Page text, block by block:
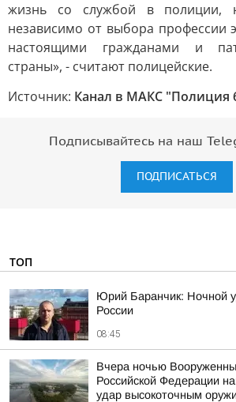
жизнь со службой в полиции,
независимо от выбора профессии
настоящими гражданами и
страны», - считают полицейские.
Источник: Канал в МАКС "Полиция
Подписывайтесь на наш
ПОДПИСАТЬСЯ
ТОП
Юрий Баранчик: Ночной
России
08:45
Вчера ночью
Российской Федерации
удар высокоточным